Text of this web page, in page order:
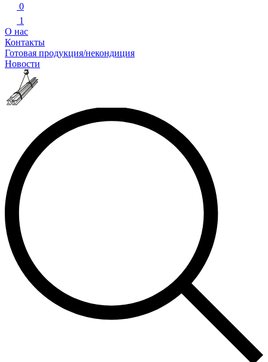
0
1
О нас
Контакты
Готовая продукция/некондиция
Новости